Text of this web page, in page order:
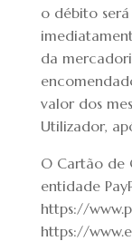
o débito
da
valor dos
Utilizador,
O Cartão de
entidade
https://
https://